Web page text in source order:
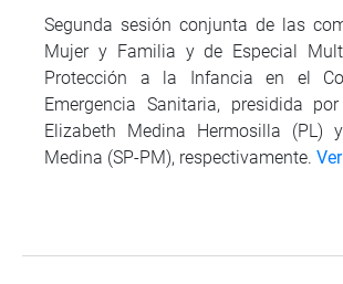
Segunda sesión conjunta de las
Mujer y Familia y de Especial
Protección a la Infancia en el
Emergencia Sanitaria, presidida
Elizabeth Medina Hermosilla
Medina (SP-PM), respectivamente.